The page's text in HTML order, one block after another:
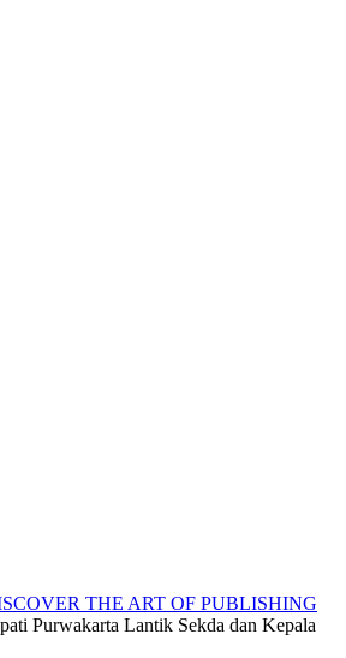
THE ART OF PUBLISHING
Purwakarta Lantik Sekda dan Kepala